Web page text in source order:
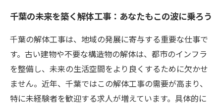
千葉の未来を築く解体工事：あなたもこの波に乗ろう
千葉の解体工事は、地域の発展に寄与する重要な仕事で
す。古い建物や不要な構造物の解体は、都市のインフラ
を整備し、未来の生活空間をより良くするために欠かせ
ません。近年、千葉ではこの解体工事の需要が高まり、
特に未経験者を歓迎する求人が増えています。具体的に